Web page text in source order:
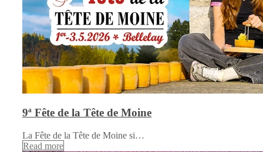
9ª Fête de la Tête de Moine
La Fête de la Tête de Moine si…
Read more